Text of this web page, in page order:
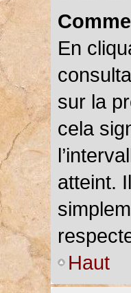
En
sur la
cela
atteint.
Haut